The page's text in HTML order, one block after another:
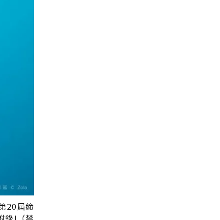
20屆締